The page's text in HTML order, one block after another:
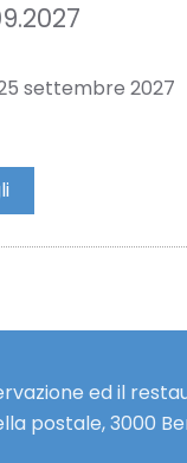
settembre 2027
ed il
postale, 3000